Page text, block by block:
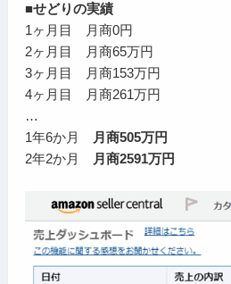
■せどりの実績
1ヶ月目 月商0円
2ヶ月目 月商65万円
3ヶ月目 月商153万円
4ヶ月目 月商261万円
…
1年6か月
月商505万円
2年2か月
月商2591万円